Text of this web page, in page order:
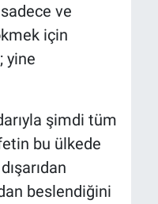
ve
için
yine
şimdi tüm
bu ülkede
beslendiğini